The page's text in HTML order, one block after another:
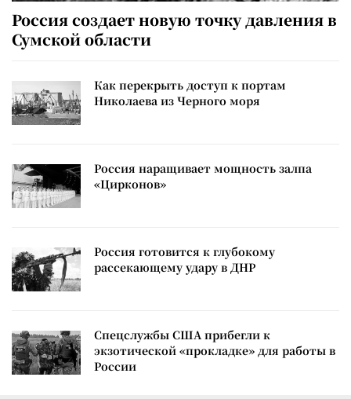
Россия создает новую точку давления в
Сумской области
Как перекрыть доступ к портам
Николаева из Черного моря
Россия наращивает мощность залпа
«Цирконов»
Россия готовится к глубокому
рассекающему удару в ДНР
Спецслужбы США прибегли к
экзотической «прокладке» для работы в
России